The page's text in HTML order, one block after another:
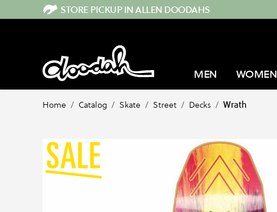
Direkt zum InhaltSTORE PICKUP IN ALLEN DOODAHS
MEN WOMEN
Home / Catalog / Skate / Street / Decks / Wrath